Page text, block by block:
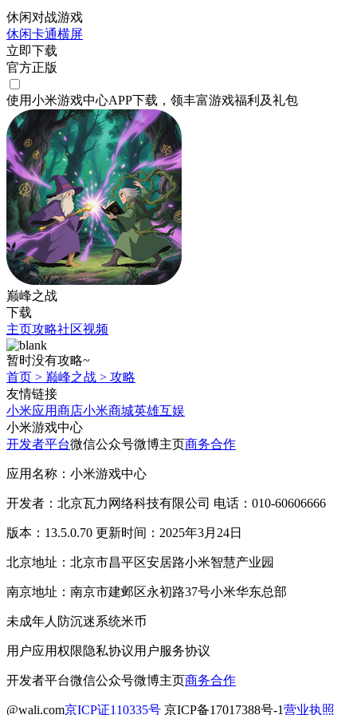
休闲对战游戏
休闲卡通横屏
立即下载
官方正版
使用小米游戏中心APP下载 ，领丰富游戏福利 及礼包
巅峰之战
下载
主页攻略社区视频
暂时没有攻略~
首页 > 巅峰之战 > 攻略
友情链接
小米应用商店小米商城英雄互娱
小米游戏中心
开发者平台微信公众号微博主页商务合作
应用名称：小米游戏中心
开发者：北京瓦力网络科技有限公司 电话：010-60606666
版本：13.5.0.70 更新时间：2025年3月24日
北京地址：北京市昌平区安居路小米智慧产业园
南京地址：南京市建邺区永初路37号小米华东总部
未成年人防沉迷系统米币
用户应用权限隐私协议用户服务协议
开发者平台微信公众号微博主页商务合作
@wali.com京ICP证110335号 京ICP备17017388号-1营业执照